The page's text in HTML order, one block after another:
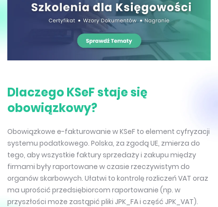
Dlaczego KSeF staje się
obowiązkowy?
Obowiązkowe e-fakturowanie w KSeF to element cyfryzacji
systemu podatkowego. Polska, za zgodą UE, zmierza do
tego, aby wszystkie faktury sprzedaży i zakupu między
firmami były raportowane w czasie rzeczywistym do
organów skarbowych. Ułatwi to kontrolę rozliczeń VAT oraz
ma uprościć przedsiębiorcom raportowanie (np. w
przyszłości może zastąpić pliki JPK_FA i część JPK_VAT).